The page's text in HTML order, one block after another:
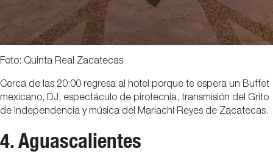
Foto: Quinta Real Zacatecas
Cerca de las 20:00 regresa al hotel porque te espera un Buffet
mexicano, DJ, espectáculo de pirotecnia, transmisión del Grito
de Independencia y música del Mariachi Reyes de Zacatecas.
4. Aguascalientes